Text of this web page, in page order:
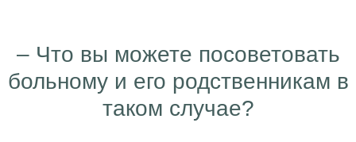
– Что вы можете посоветовать
больному и его родственникам в
таком случае?